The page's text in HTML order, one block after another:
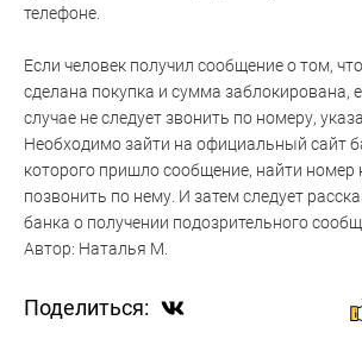
телефоне.
Если человек получил сообщение о том,
сделана покупка и сумма заблокирована,
случае не следует звонить по номеру,
Необходимо зайти на официальный сайт
которого пришло сообщение, найти номер
позвонить по нему. И затем следует
банка о получении подозрительного
Автор: Наталья М.
Поделиться: